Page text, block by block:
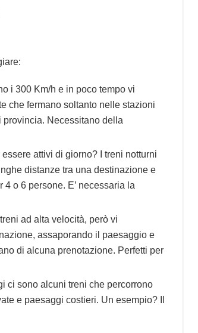
i 300 Km/h e in poco tempo vi
che fermano soltanto nelle stazioni
Necessitano della
attivi di giorno? I treni notturni
distanze tra una destinazione e
o 6 persone. E’ necessaria la
ad alta velocità, però vi
assaporando il paesaggio e
di alcuna prenotazione. Perfetti per
ci sono alcuni treni che percorrono
e paesaggi costieri. Un esempio? Il